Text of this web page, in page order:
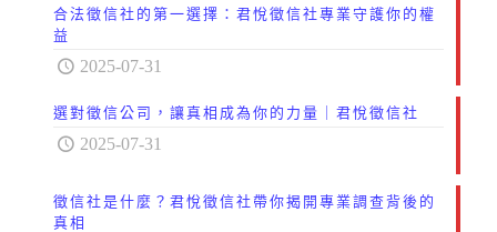
合法徵信社的第一選擇：君悅徵信社專業守護你的權
益
2025-07-31
選對徵信公司，讓真相成為你的力量｜君悅徵信社
2025-07-31
徵信社是什麼？君悅徵信社帶你揭開專業調查背後的
真相